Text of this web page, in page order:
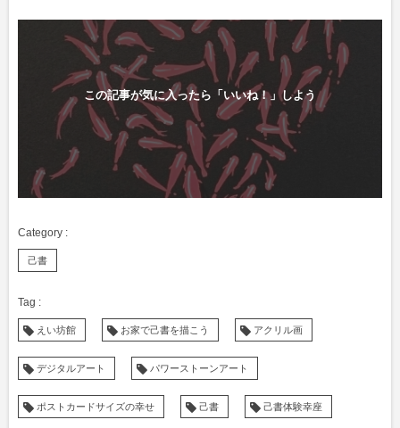
この記事が気に入ったら「いいね！」しよう
己書
えい坊館 お家で己書を描こう アクリル画
デジタルアート パワーストーンアート
ポストカードサイズの幸せ 己書 己書体験幸座